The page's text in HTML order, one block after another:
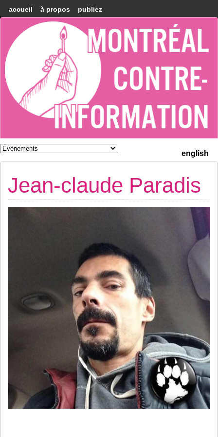
accueil à propos publiez
Montréal
Counter-
information
english
Jean-claude Paradis